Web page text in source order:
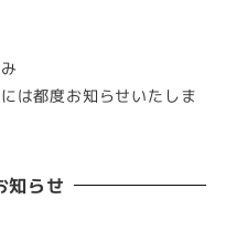
は都度お知らせいたしま
知らせ